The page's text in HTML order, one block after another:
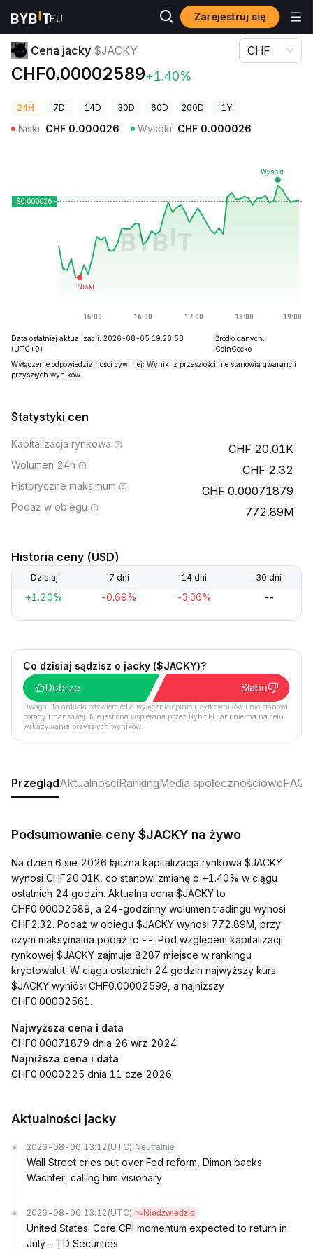
Zarejestruj się
Ceny kryptowalut Cena jacky $JACKY
Cena jacky $JACKY
CHF0.00002589+1.40%
CHF
24H 7D 14D 30D 60D 200D 1Y
Niski CHF 0.000026 Wysoki CHF 0.000026
Data ostatniej aktualizacji: 2026-08-05 19:20:58
(UTC+0)
Źródło danych:
CoinGecko
Wyłączenie odpowiedzialności cywilnej: Wyniki z przeszłości nie stanowią gwarancji
przyszłych wyników.
Statystyki cen
Kapitalizacja rynkowa 20.01K
Wolumen 24h 2.32
Historyczne maksimum 0.00071879
Podaż w obiegu 772.89M
Historia ceny (USD)
Dzisiaj 7 dni 14 dni 30 dni
+1.20% -0.69% -3.36% --
Co dzisiaj sądzisz o jacky ($JACKY)?
Dobrze
Słabo
Uwaga: Ta ankieta odzwierciedla wyłącznie opinie użytkowników i nie stanowi
porady finansowej. Nie jest ona wspierana przez Bybit EU ani nie ma na celu
wskazywania przyszłych wyników.
PrzeglądAktualnościRankingMedia społecznościoweFAQ
Podsumowanie ceny $JACKY na żywo
Na dzień 6 sie 2026 łączna kapitalizacja rynkowa $JACKY
wynosi CHF20.01K, co stanowi zmianę o +1.40% w ciągu
ostatnich 24 godzin. Aktualna cena $JACKY to
CHF0.00002589, a 24-godzinny wolumen tradingu wynosi
CHF2.32. Podaż w obiegu $JACKY wynosi 772.89M, przy
czym maksymalna podaż to --. Pod względem kapitalizacji
rynkowej $JACKY zajmuje 8287 miejsce w rankingu
kryptowalut. W ciągu ostatnich 24 godzin najwyższy kurs
$JACKY wyniósł CHF0.00002599, a najniższy
CHF0.00002561.
Najwyższa cena i data
CHF0.00071879 dnia 26 wrz 2024
Najniższa cena i data
CHF0.0000225 dnia 11 cze 2026
Aktualności jacky
2026-08-06 13:12 (UTC) Neutralnie
Wall Street cries out over Fed reform, Dimon backs
Wachter, calling him visionary
2026-08-06 13:12 (UTC) Niedźwiedzio
United States: Core CPI momentum expected to return in
July – TD Securities